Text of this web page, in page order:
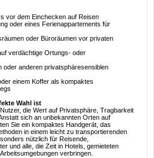
vor dem Einchecken auf Reisen
oder eines Ferienappartements für
oder Büroräumen vor privaten
verdächtige Ortungs- oder
oder anderen privatsphäresensiblen
einem Koffer als kompaktes
Wahl ist
die Wert auf Privatsphäre, Tragbarkeit
sich an unbekannten Orten auf
Sie ein kompaktes Handgerät, das
in einem leicht zu transportierenden
nützlich für Reisende,
und alle, die Zeit in Hotels, gemieteten
verbringen.